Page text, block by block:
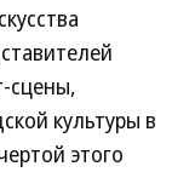
сцены,
культуры в
этого